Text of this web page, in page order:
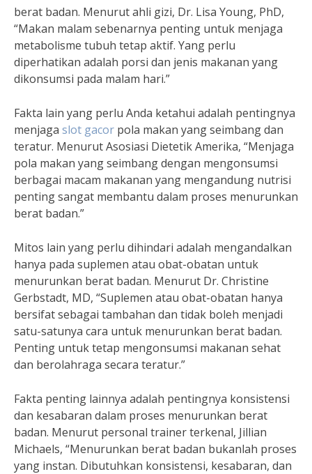
berat badan. Menurut ahli gizi, Dr. Lisa Young, PhD,
“Makan malam sebenarnya penting untuk menjaga
metabolisme tubuh tetap aktif. Yang perlu
diperhatikan adalah porsi dan jenis makanan yang
dikonsumsi pada malam hari.”
Fakta lain yang perlu Anda ketahui adalah pentingnya
menjaga slot gacor pola makan yang seimbang dan
teratur. Menurut Asosiasi Dietetik Amerika, “Menjaga
pola makan yang seimbang dengan mengonsumsi
berbagai macam makanan yang mengandung nutrisi
penting sangat membantu dalam proses menurunkan
berat badan.”
Mitos lain yang perlu dihindari adalah mengandalkan
hanya pada suplemen atau obat-obatan untuk
menurunkan berat badan. Menurut Dr. Christine
Gerbstadt, MD, “Suplemen atau obat-obatan hanya
bersifat sebagai tambahan dan tidak boleh menjadi
satu-satunya cara untuk menurunkan berat badan.
Penting untuk tetap mengonsumsi makanan sehat
dan berolahraga secara teratur.”
Fakta penting lainnya adalah pentingnya konsistensi
dan kesabaran dalam proses menurunkan berat
badan. Menurut personal trainer terkenal, Jillian
Michaels, “Menurunkan berat badan bukanlah proses
yang instan. Dibutuhkan konsistensi, kesabaran, dan